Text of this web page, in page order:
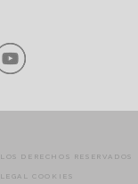
DERECHOS RESERVADOS
COOKIES